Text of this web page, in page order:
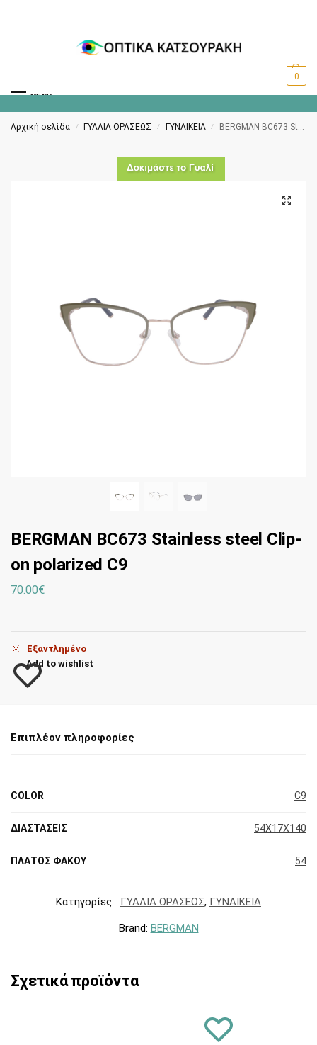
MENU
0
Αρχική σελίδα / ΓΥΑΛΙΑ ΟΡΑΣΕΩΣ / ΓΥΝΑΙΚΕΙΑ / BERGMAN BC673 Stainless steel Clip-on polarized C9
BERGMAN BC673 Stainless steel Clip-
on polarized C9
70.00€
Εξαντλημένο
Add to wishlist
Επιπλέον πληροφορίες
COLOR C9
ΔΙΑΣΤΑΣΕΙΣ 54X17X140
ΠΛΑΤΟΣ ΦΑΚΟΥ 54
Κατηγορίες: ΓΥΑΛΙΑ ΟΡΑΣΕΩΣ, ΓΥΝΑΙΚΕΙΑ
Brand: BERGMAN
Σχετικά προϊόντα